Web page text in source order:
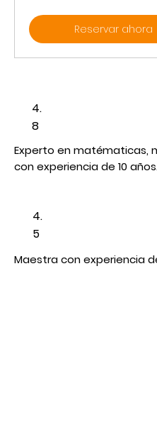
Reservar ahora
4.
8
Experto en matématicas,
con experiencia de 10
4.
5
Maestra con experiencia